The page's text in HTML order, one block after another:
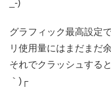
_-)
グラフィック最高設定
リ使用量にはまだまだ
それでクラッシュする
｀)┌